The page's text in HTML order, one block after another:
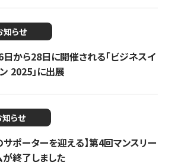
知らせ
日から28日に開催される「ビジネスイ
2025」に出展
知らせ
ポーターを迎える】​​第4回マンスリー
終了しました